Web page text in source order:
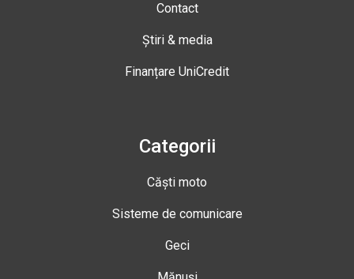
Contact
Știri & media
Finanțare UniCredit
Categorii
Căști moto
Sisteme de comunicare
Geci